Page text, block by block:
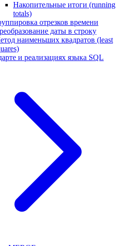
Накопительные итоги (running
totals)
отрезков времени
даты в строку
наименьших квадратов (least
и реализациях языка SQL